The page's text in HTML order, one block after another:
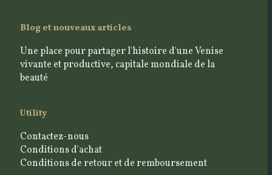
Blog et nouveaux articles
Une place pour partager l'histoire d'une Venise
vivante et productive, capitale mondiale de la
beauté
Utility
Contactez-nous
Conditions d'achat
Conditions de retour et de remboursement